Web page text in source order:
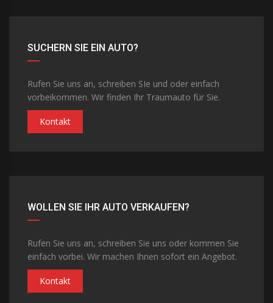
SUCHERN SIE EIN AUTO?
Rufen Sie uns an, schreiben SIe und oder einfach
vorbeikommen. Wir finden Ihr Traumauto für Sie.
Kontakt
WOLLEN SIE IHR AUTO VERKAUFEN?
Rufen Sie uns an, schreiben Sie uns oder kommen Sie
einfach vorbei. Wir machen Ihnen sofort ein Angebot.
Kontakt